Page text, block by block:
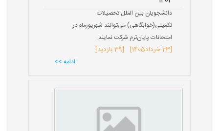
دانشجویان بین الملل تحصیلات
تکمیلی(خوابگاهی) می‌توانند شهریورماه در
امتحانات پایان‌ترم شرکت نمایند.
[23 خرداد 1405] [39 بازدید]
ادامه >>